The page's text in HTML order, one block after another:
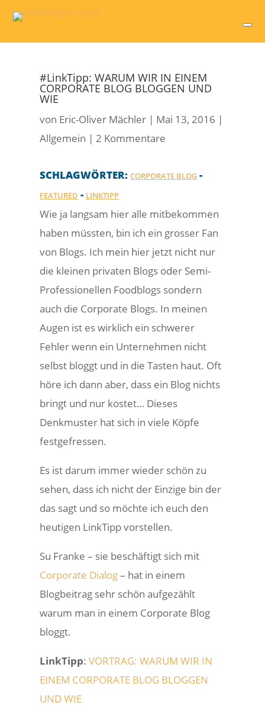
#LinkTipp: WARUM WIR IN EINEM
CORPORATE BLOG BLOGGEN UND
WIE
von Eric-Oliver Mächler | Mai 13, 2016 |
Allgemein |2 Kommentare
SCHLAGWÖRTER:CORPORATE BLOG -
FEATURED - LINKTIPP
Wie ja langsam hier alle mitbekommen
haben müssten, bin ich ein grosser Fan
von Blogs. Ich mein hier jetzt nicht nur
die kleinen privaten Blogs oder Semi-
Professionellen Foodblogs sondern
auch die Corporate Blogs. In meinen
Augen ist es wirklich ein schwerer
Fehler wenn ein Unternehmen nicht
selbst bloggt und in die Tasten haut. Oft
höre ich dann aber, dass ein Blog nichts
bringt und nur kostet… Dieses
Denkmuster hat sich in viele Köpfe
festgefressen.
Es ist darum immer wieder schön zu
sehen, dass ich nicht der Einzige bin der
das sagt und so möchte ich euch den
heutigen LinkTipp vorstellen.
Su Franke – sie beschäftigt sich mit
Corporate Dialog– hat in einem
Blogbeitrag sehr schön aufgezählt
warum man in einem Corporate Blog
bloggt.
LinkTipp:VORTRAG: WARUM WIR IN
EINEM CORPORATE BLOG BLOGGEN
UND WIE